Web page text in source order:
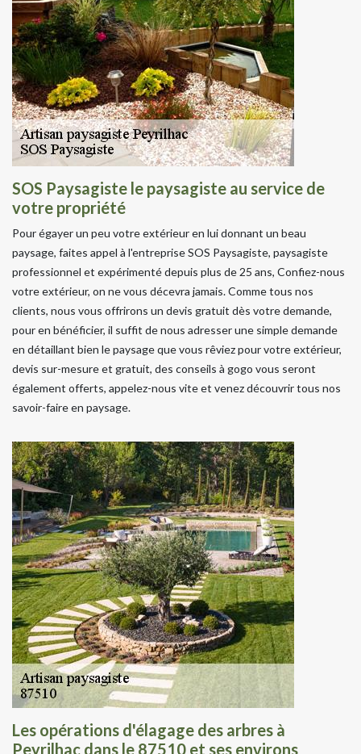
SOS Paysagiste le paysagiste au service de
votre propriété
Pour égayer un peu votre extérieur en lui donnant un beau
paysage, faites appel à l'entreprise SOS Paysagiste, paysagiste
professionnel et expérimenté depuis plus de 25 ans, Confiez-nous
votre extérieur, on ne vous décevra jamais. Comme tous nos
clients, nous vous offrirons un devis gratuit dès votre demande,
pour en bénéficier, il suffit de nous adresser une simple demande
en détaillant bien le paysage que vous rêviez pour votre extérieur,
devis sur-mesure et gratuit, des conseils à gogo vous seront
également offerts, appelez-nous vite et venez découvrir tous nos
savoir-faire en paysage.
Les opérations d'élagage des arbres à
Peyrilhac dans le 87510 et ses environs